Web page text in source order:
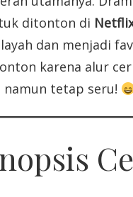
ditonton di
dan menjadi
karena alur
namun tetap seru!